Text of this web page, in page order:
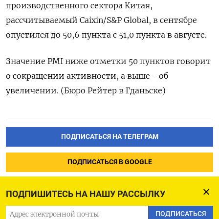
ПОДПИШИТЕСЬ НА НАШУ РАССЫЛКУ
ПОДПИСАТЬСЯ
производственного сектора Китая,
рассчитываемый Сaixin/S&P Global, в сентябре
опустился до 50,6 пункта с 51,0 пункта в августе.
Значение PMI ниже отметки 50 пунктов говорит
о сокращении активности, а выше - об
увеличении. (Бюро Рейтер в Гданьске)
ПОДПИСАТЬСЯ НА ТЕЛЕГРАМ
ПОДПИСАТЬСЯ В GOOGLE